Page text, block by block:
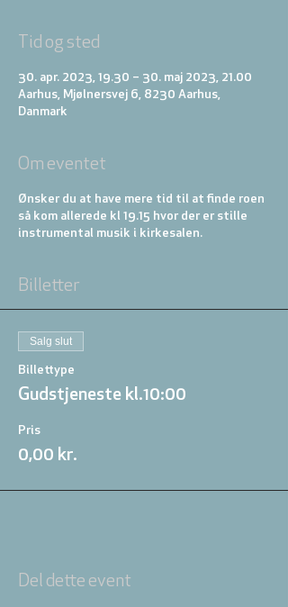
Tid og sted
30. apr. 2023, 19.30 – 30. maj 2023, 21.00
Aarhus, Mjølnersvej 6, 8230 Aarhus,
Danmark
Om eventet
Ønsker du at have mere tid til at finde roen
så kom allerede kl 19.15 hvor der er stille
instrumental musik i kirkesalen.
Billetter
Salg slut
Billettype
Gudstjeneste kl.10:00
Pris
0,00 kr.
Del dette event